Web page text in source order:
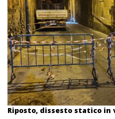
Riposto, dissesto statico in